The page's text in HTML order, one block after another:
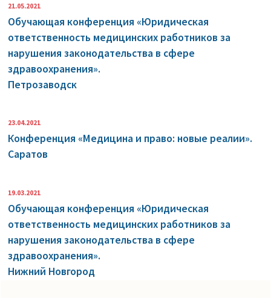
21.05.2021
Обучающая конференция «Юридическая
ответственность медицинских работников за
нарушения законодательства в сфере
здравоохранения».
Петрозаводск
23.04.2021
Конференция «Медицина и право: новые реалии».
Саратов
19.03.2021
Обучающая конференция «Юридическая
ответственность медицинских работников за
нарушения законодательства в сфере
здравоохранения».
Нижний Новгород